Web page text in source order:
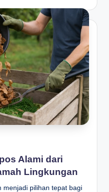
Alami dari
Lingkungan
menjadi pilihan tepat bagi